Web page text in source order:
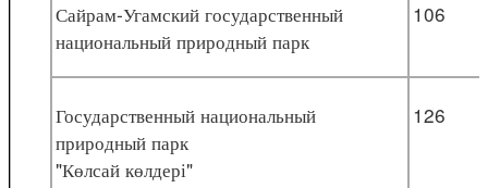
Сайрам-Угамский государственный
национальный природный парк
106
Государственный национальный
природный парк
"Көлсай көлдері"
126